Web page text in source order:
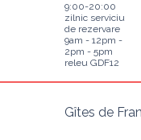
9:00-20:00
zilnic serviciu
de rezervare
9am - 12pm -
2pm - 5pm
releu GDF12
Gîtes de